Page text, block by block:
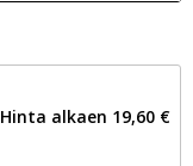
Hinta alkaen 19,60 €